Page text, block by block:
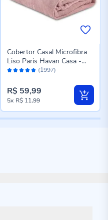
Avaliação: (1997)
Cobertor Casal Microfibra
Liso Paris Havan Casa -
Rose
R$ 59,99
5x R$ 11,99